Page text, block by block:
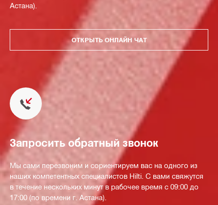
Астана).
ОТКРЫТЬ ОНЛАЙН ЧАТ
Запросить обратный звонок
Мы сами перезвоним и сориентируем вас на одного из
наших компетентных специалистов Hilti. С вами свяжутся
в течение нескольких минут в рабочее время с 09:00 до
17:00 (по времени г. Астана).